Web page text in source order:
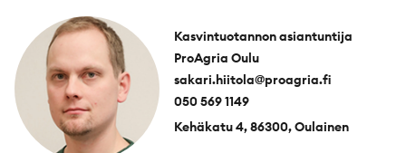
Kasvintuotannon asiantuntija
ProAgria Oulu
sakari.hiitola@proagria.fi
050 569 1149
Kehäkatu 4, 86300, Oulainen